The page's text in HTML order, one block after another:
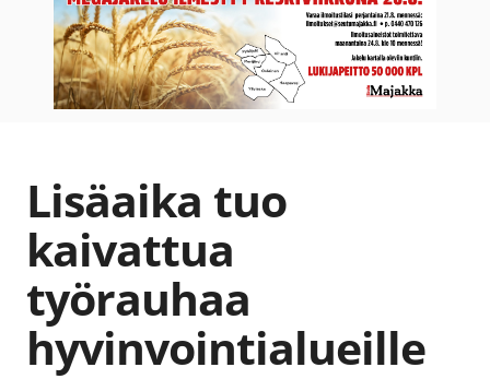
Lisäaika tuo
kaivattua
työrauhaa
hyvinvointialueille